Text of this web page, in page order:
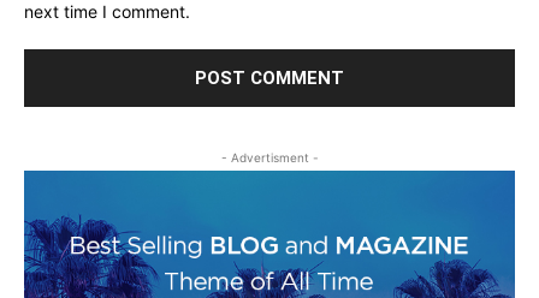
next time I comment.
- Advertisment -